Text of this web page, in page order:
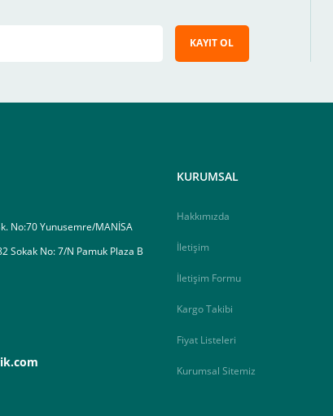
olduğunuz e-posta adresinize ileteceğimiz link üzerinden tıklayarak
KAYIT OL
No:70 Yunusemre/MANİSA
Sokak No: 7/N Pamuk Plaza B
KURUMSAL
Hakkımızda
İletişim
İletişim Formu
Kargo Takibi
Fiyat Listeleri
Kurumsal Sitemiz